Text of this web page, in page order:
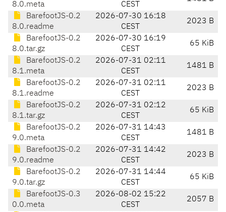
8.0.meta
CEST
BarefootJS-0.2
8.0.readme
2026-07-30 16:18
CEST
2023 B
BarefootJS-0.2
8.0.tar.gz
2026-07-30 16:19
CEST
65 KiB
BarefootJS-0.2
8.1.meta
2026-07-31 02:11
CEST
1481 B
BarefootJS-0.2
8.1.readme
2026-07-31 02:11
CEST
2023 B
BarefootJS-0.2
8.1.tar.gz
2026-07-31 02:12
CEST
65 KiB
BarefootJS-0.2
9.0.meta
2026-07-31 14:43
CEST
1481 B
BarefootJS-0.2
9.0.readme
2026-07-31 14:42
CEST
2023 B
BarefootJS-0.2
9.0.tar.gz
2026-07-31 14:44
CEST
65 KiB
BarefootJS-0.3
0.0.meta
2026-08-02 15:22
CEST
2057 B